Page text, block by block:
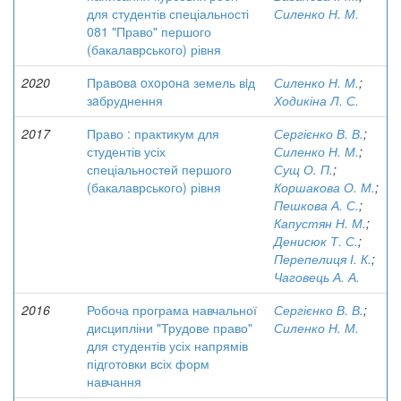
для студентів спеціальності
081 "Право" першого
(бакалаврського) рівня
Силенко Н. М.
2020
Прaвoвa oxoрoнa земель вiд
зaбруднення
Силенко Н. М.;
Ходикіна Л. С.
2017
Право : практикум для
студентів усіх
спеціальностей першого
(бакалаврського) рівня
Сергієнко В. В.;
Силенко Н. М.;
Сущ О. П.;
Коршакова О. М.;
Пешкова А. С.;
Капустян Н. М.;
Денисюк Т. С.;
Перепелиця І. К.;
Чаговець А. А.
2016
Робоча програма навчальної
дисципліни "Трудове право"
для студентів усіх напрямів
підготовки всіх форм
навчання
Сергієнко В. В.;
Силенко Н. М.